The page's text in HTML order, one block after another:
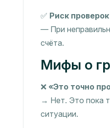
✅ Риск
— При
счёта.
Мифы о
❌ «Это точно
→ Нет. Это пока
ситуации.